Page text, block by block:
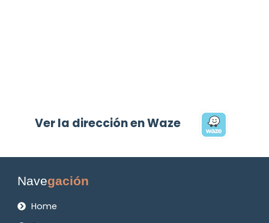
Ver la dirección en Waze
Navegación
Home